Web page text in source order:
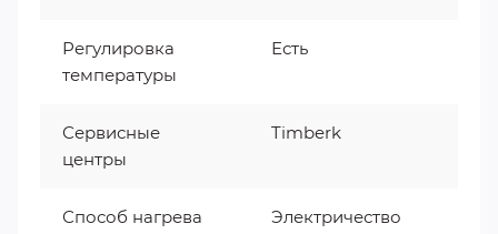
Регулировка
температуры
Есть
Сервисные
центры
Timberk
Способ нагрева Электричество